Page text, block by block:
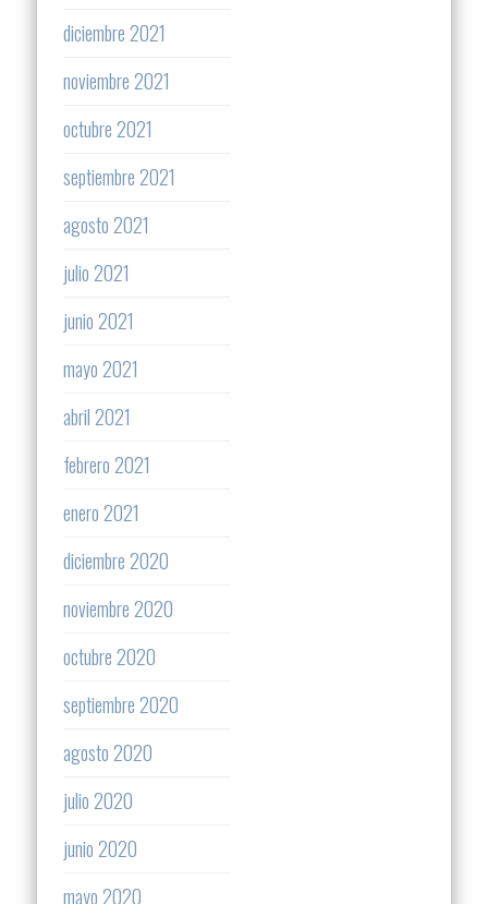
diciembre 2021
noviembre 2021
octubre 2021
septiembre 2021
agosto 2021
julio 2021
junio 2021
mayo 2021
abril 2021
febrero 2021
enero 2021
diciembre 2020
noviembre 2020
octubre 2020
septiembre 2020
agosto 2020
julio 2020
junio 2020
mayo 2020